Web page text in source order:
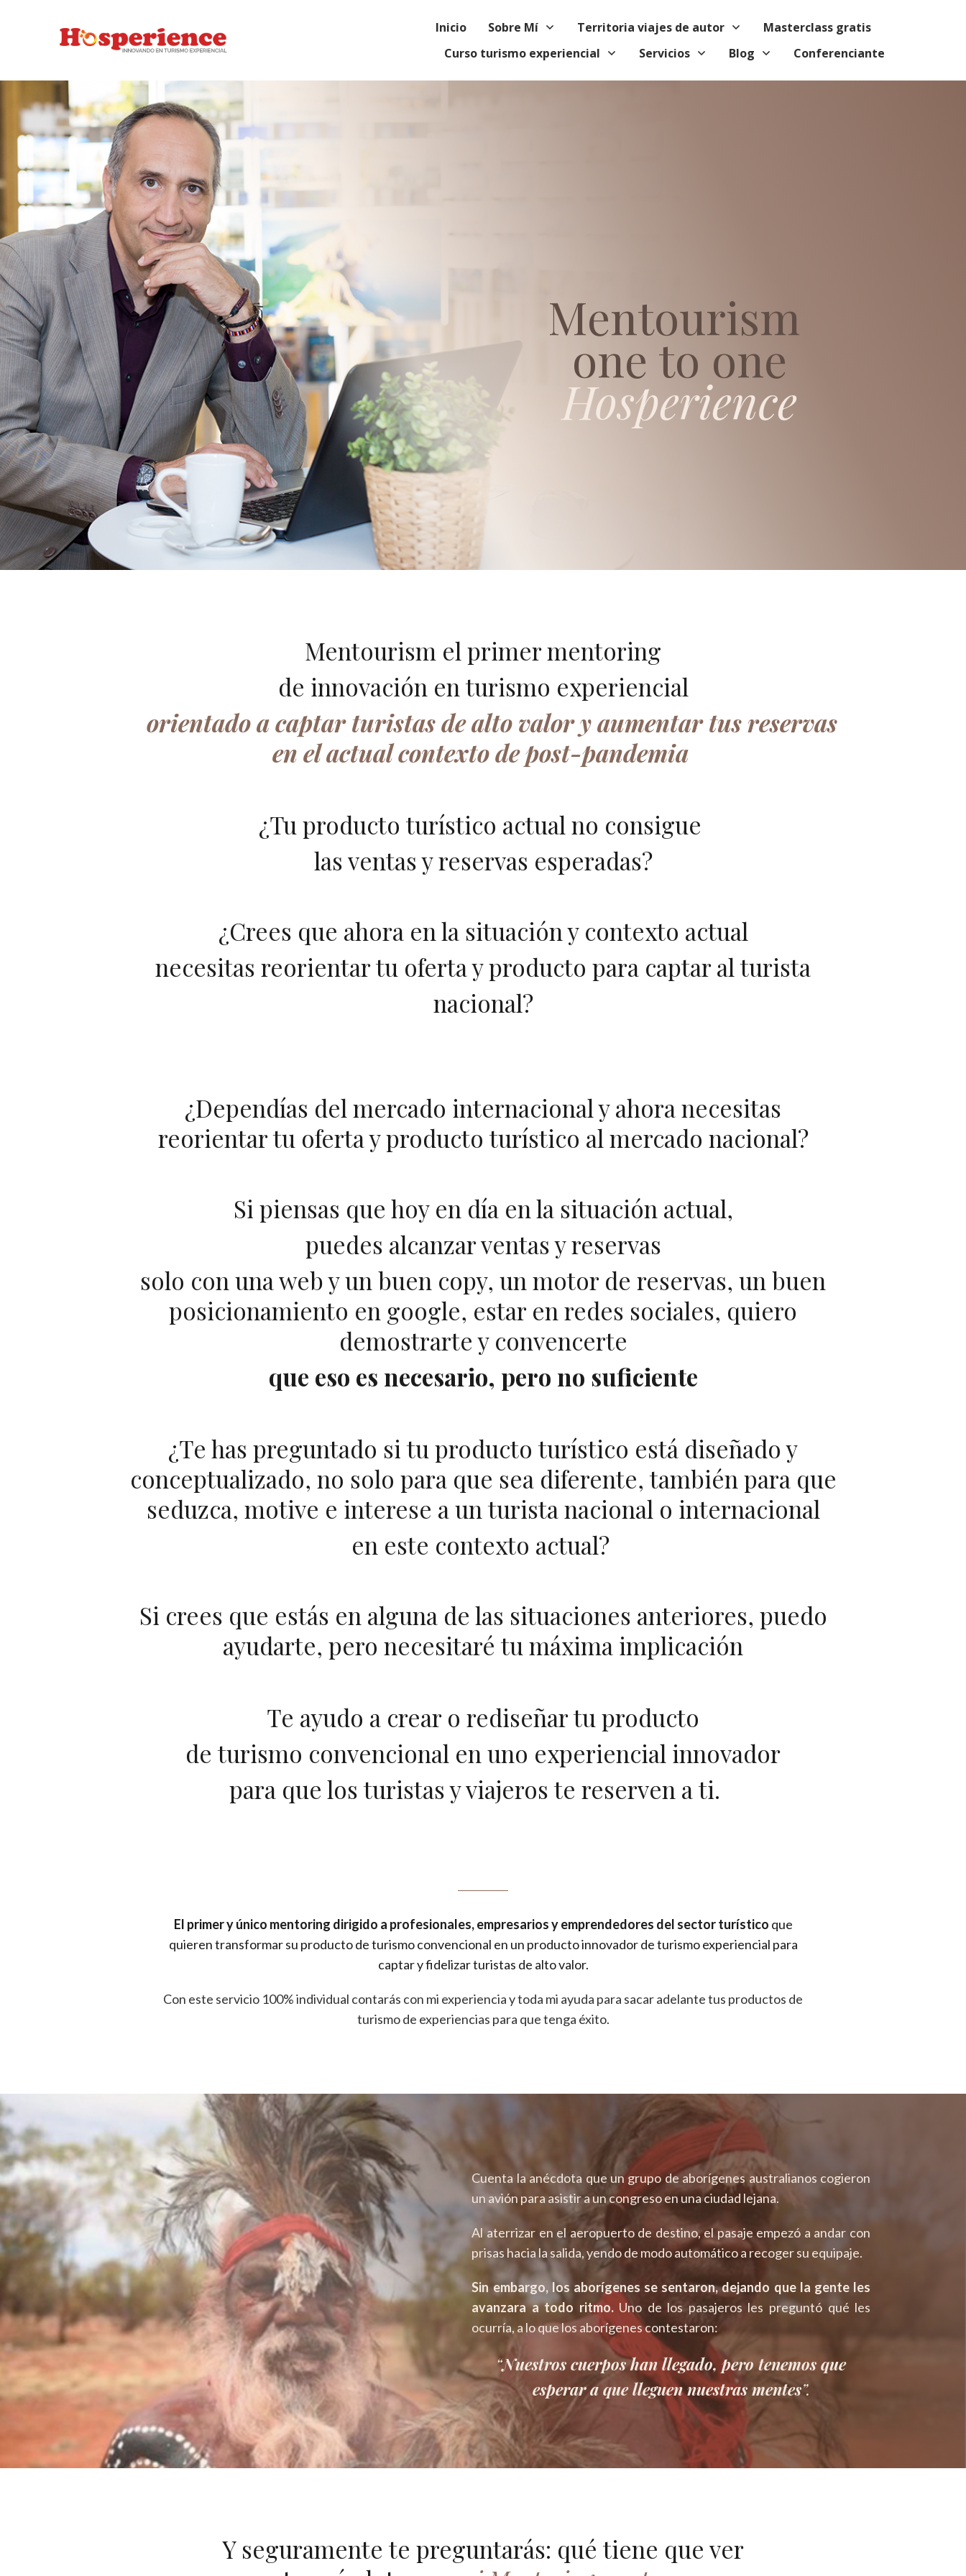
Inicio Sobre Mí Territoria viajes de autor
Masterclass gratis
Curso turismo experiencial
Servicios Blog Conferenciante
Mentourism
one to one
Hosperience
Mentourism el primer mentoring
de innovación en turismo experiencial
orientado a captar turistas de alto valor y aumentar tus reservas
en el actual contexto de post-pandemia
¿Tu producto turístico actual no consigue
las ventas y reservas esperadas?
¿Crees que ahora en la situación y contexto actual
necesitas reorientar tu oferta y producto para captar al turista
nacional?
¿Dependías del mercado internacional y ahora necesitas
reorientar tu oferta y producto turístico al mercado nacional?
Si piensas que hoy en día en la situación actual,
puedes alcanzar ventas y reservas
solo con una web y un buen copy, un motor de reservas, un buen
posicionamiento en google, estar en redes sociales, quiero
demostrarte y convencerte
que eso es necesario, pero no suficiente
¿Te has preguntado si tu producto turístico está diseñado y
conceptualizado, no solo para que sea diferente, también para que
seduzca, motive e interese a un turista nacional o internacional
en este contexto actual?
Si crees que estás en alguna de las situaciones anteriores, puedo
ayudarte, pero necesitaré tu máxima implicación
Te ayudo a crear o rediseñar tu producto
de turismo convencional en uno experiencial innovador
para que los turistas y viajeros te reserven a ti.
El primer y único mentoring dirigido a profesionales, empresarios y emprendedores del sector turístico que
quieren transformar su producto de turismo convencional en un producto innovador de turismo experiencial para
captar y fidelizar turistas de alto valor.
Con este servicio 100% individual contarás con mi experiencia y toda mi ayuda para sacar adelante tus productos de
turismo de experiencias para que tenga éxito.
Cuenta la anécdota que un grupo de aborígenes australianos cogieron
un avión para asistir a un congreso en una ciudad lejana.
Al aterrizar en el aeropuerto de destino, el pasaje empezó a andar con
prisas hacia la salida, yendo de modo automático a recoger su equipaje.
Sin embargo, los aborígenes se sentaron, dejando que la gente les
avanzara a todo ritmo.Uno de los pasajeros les preguntó qué les
ocurría, a lo que los aborígenes contestaron:
“Nuestros cuerpos han llegado, pero tenemos que
esperar a que lleguen nuestras mentes”.
Y seguramente te preguntarás: qué tiene que ver